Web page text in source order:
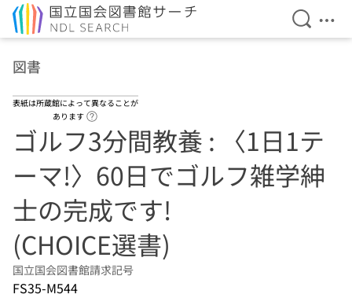
検索を
メ
図書
表紙は所蔵館によって異なることが
あります
ゴルフ3分間教養 : 〈1日1テ
ーマ!〉60日でゴルフ雑学紳
士の完成です!
(CHOICE選書)
国立国会図書館請求記号
FS35-M544